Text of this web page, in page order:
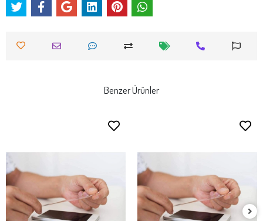
Benzer Ürünler